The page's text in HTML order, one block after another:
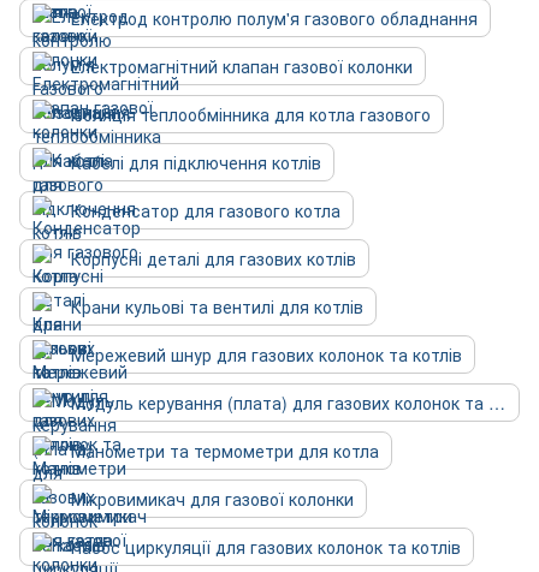
Електрод контролю полум'я газового обладнання
Електромагнітний клапан газової колонки
Ізоляція теплообмінника для котла газового
Кабелі для підключення котлів
Конденсатор для газового котла
Корпусні деталі для газових котлів
Крани кульові та вентилі для котлів
Мережевий шнур для газових колонок та котлів
Модуль керування (плата) для газових колонок та котлів
Манометри та термометри для котла
Мікровимикач для газової колонки
Насос циркуляції для газових колонок та котлів